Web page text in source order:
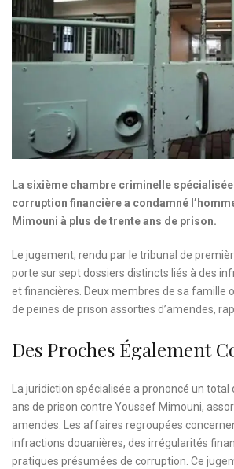
La sixième chambre criminelle
corruption financière a condamné
Mimouni à plus de trente ans de prison.
Le jugement, rendu par le tribunal de
porte sur sept dossiers distincts liés à des
et financières. Deux membres de sa famille
de peines de prison assorties d’amendes,
Des Proches Également
La juridiction spécialisée a prononcé un
ans de prison contre Youssef Mimouni,
amendes. Les affaires regroupées
infractions douanières, des irrégularités
pratiques présumées de corruption. Ce